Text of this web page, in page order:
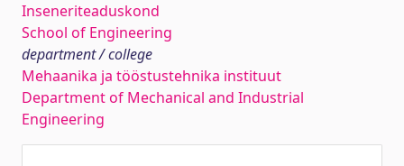
Inseneriteaduskond
School of Engineering
department / college
Mehaanika ja tööstustehnika instituut
Department of Mechanical and Industrial
Engineering